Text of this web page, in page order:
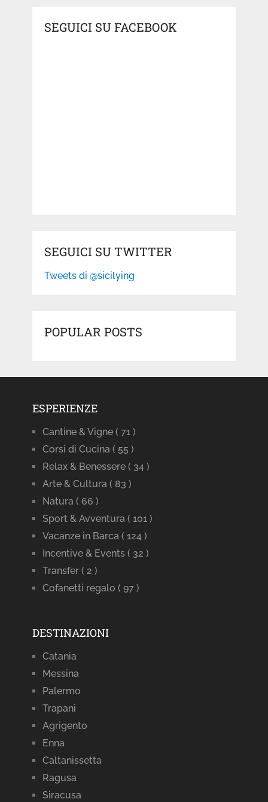
SEGUICI SU FACEBOOK
SEGUICI SU TWITTER
Tweets di @sicilying
POPULAR POSTS
ESPERIENZE
Cantine & Vigne ( 71 )
Corsi di Cucina ( 55 )
Relax & Benessere ( 34 )
Arte & Cultura ( 83 )
Natura ( 66 )
Sport & Avventura ( 101 )
Vacanze in Barca ( 124 )
Incentive & Events ( 32 )
Transfer ( 2 )
Cofanetti regalo ( 97 )
DESTINAZIONI
Catania
Messina
Palermo
Trapani
Agrigento
Enna
Caltanissetta
Ragusa
Siracusa